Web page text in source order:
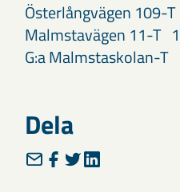
Österlångvägen 109-
Malmstavägen 11-T
G:a Malmstaskolan-
Dela